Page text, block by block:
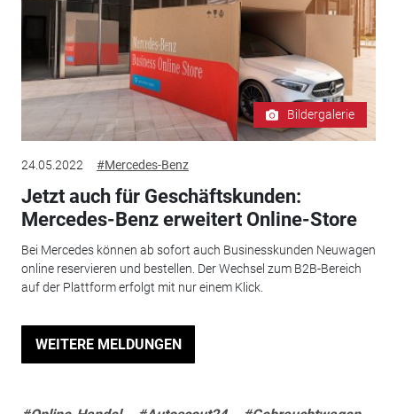
Bildergalerie
24.05.2022 #Mercedes-Benz
Jetzt auch für Geschäftskunden:
Mercedes-Benz erweitert Online-Store
Bei Mercedes können ab sofort auch Businesskunden Neuwagen
online reservieren und bestellen. Der Wechsel zum B2B-Bereich
auf der Plattform erfolgt mit nur einem Klick.
WEITERE MELDUNGEN